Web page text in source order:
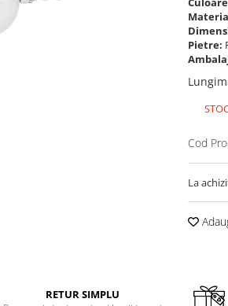
Pietre:
Cod
La
RETUR SIMPLU